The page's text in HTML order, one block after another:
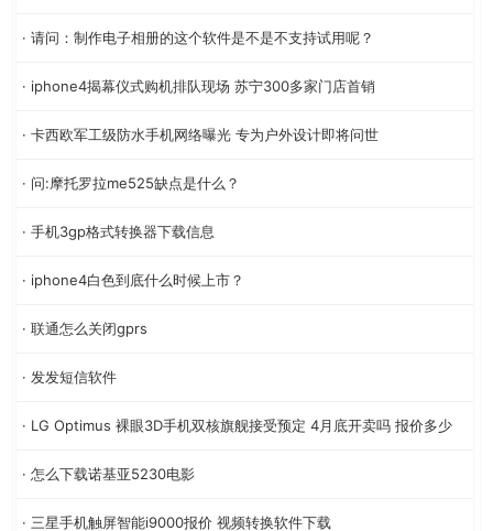
· 请问：制作电子相册的这个软件是不是不支持试用呢？
· iphone4揭幕仪式购机排队现场 苏宁300多家门店首销
· 卡西欧军工级防水手机网络曝光 专为户外设计即将问世
· 问:摩托罗拉me525缺点是什么？
· 手机3gp格式转换器下载信息
· iphone4白色到底什么时候上市？
· 联通怎么关闭gprs
· 发发短信软件
· LG Optimus 裸眼3D手机双核旗舰接受预定 4月底开卖吗 报价多少
· 怎么下载诺基亚5230电影
· 三星手机触屏智能i9000报价 视频转换软件下载